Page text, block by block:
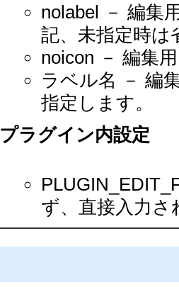
nolabel － 編集
記、未指定時は
noicon － 編集
ラベル名 － 編
指定します。
プラグイン内設定
ず、直接入力さ